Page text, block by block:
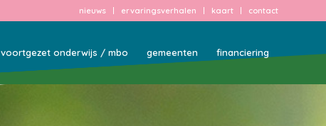
nieuws ervaringsverhalen kaart contact
voortgezet onderwijs / mbo gemeenten financiering